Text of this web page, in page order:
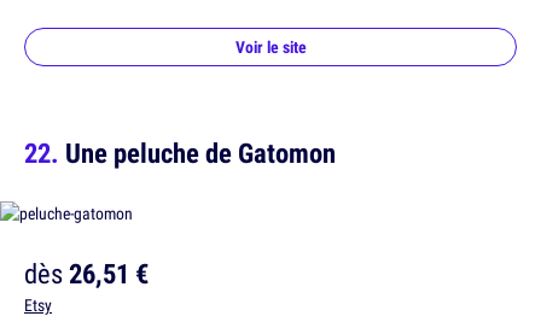
Voir le site
Une peluche de Gatomon
dès26,51 €
Etsy